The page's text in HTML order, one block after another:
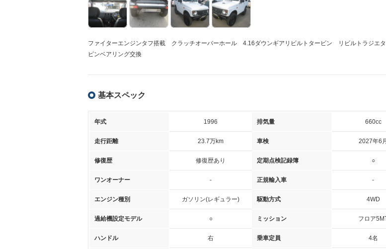
ファイターエンジンタフ搭載 クラッチオーバーホール 4.16ダウンギアリビルトタービン リビルトラジエ
ピンベアリング交換
基本スペック
年式 1996 排気量 660cc
走行距離 23.7万km 車検 2027年6月
修復歴 修復歴あり 定期点検記録簿 ○
ワンオーナー - 正規輸入車 -
エンジン種別 ガソリン(レギュラー) 駆動方式 4WD
過給機設定モデル ○ ミッション フロア
ハンドル 右 乗車定員 4名